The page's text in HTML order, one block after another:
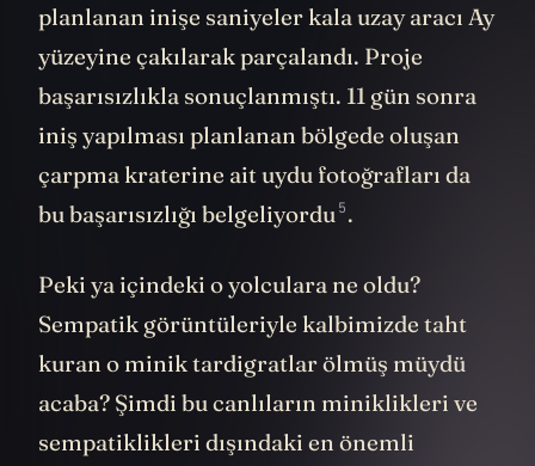
planlanan inişe saniyeler kala uzay aracı Ay
yüzeyine çakılarak parçalandı. Proje
başarısızlıkla sonuçlanmıştı. 11 gün sonra
iniş yapılması planlanan bölgede oluşan
çarpma kraterine ait uydu fotoğrafları da
bu başarısızlığı belgeliyordu 5.
Peki ya içindeki o yolculara ne oldu?
Sempatik görüntüleriyle kalbimizde taht
kuran o minik tardigratlar ölmüş müydü
acaba? Şimdi bu canlıların miniklikleri ve
sempatiklikleri dışındaki en önemli